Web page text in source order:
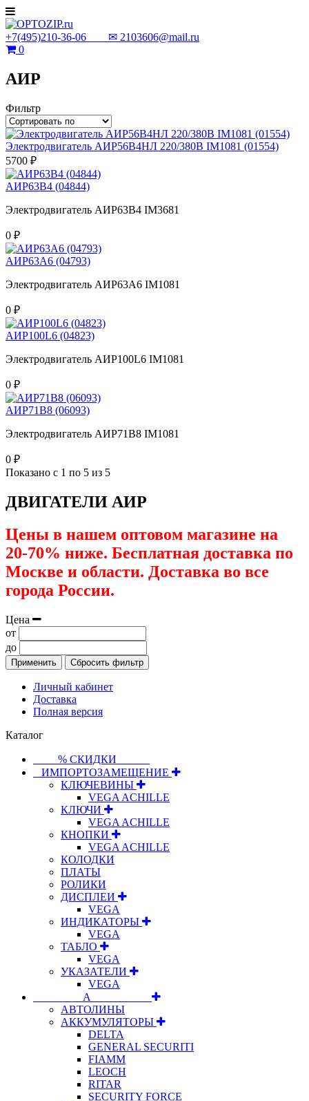
+7(495)210-36-06 ✉ 2103606@mail.ru
0
АИР
Фильтр
Электродвигатель АИР56В4НЛ 220/380В IM1081 (01554)
5700 ₽
АИР63В4 (04844)
Электродвигатель АИР63В4 IM3681
0 ₽
АИР63А6 (04793)
Электродвигатель АИР63А6 IM1081
0 ₽
АИР100L6 (04823)
Электродвигатель АИР100L6 IM1081
0 ₽
АИР71В8 (06093)
Электродвигатель АИР71В8 IM1081
0 ₽
Показано с 1 по 5 из 5
ДВИГАТЕЛИ АИР
Цены в нашем оптовом магазине на
20-70% ниже. Бесплатная доставка по
Москве и области. Доставка во все
города России.
Цена
от
до
Применить Сбросить фильтр
Личный кабинет
Доставка
Полная версия
Каталог
⠀⠀⠀% СКИДКИ⠀⠀⠀⠀
⠀ИМПОРТОЗАМЕЩЕНИЕ
КЛЮЧЕВИНЫ
VEGA ACHILLE
КЛЮЧИ
VEGA ACHILLE
КНОПКИ
VEGA ACHILLE
КОЛОДКИ
ПЛАТЫ
РОЛИКИ
ДИСПЛЕИ
VEGA
ИНДИКАТОРЫ
VEGA
ТАБЛО
VEGA
УКАЗАТЕЛИ
VEGA
⠀⠀⠀⠀⠀⠀А⠀⠀⠀⠀⠀⠀⠀
АВТОЛИНЫ
АККУМУЛЯТОРЫ
DELTA
GENERAL SECURITI
FIAMM
LEOCH
RITAR
SECURITY FORCE